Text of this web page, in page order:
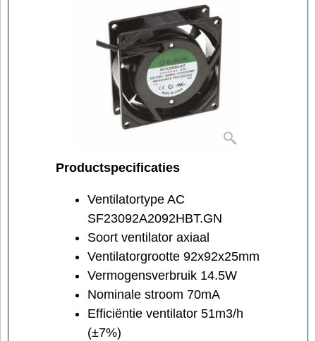
Productspecificaties
Ventilatortype AC
SF23092A2092HBT.GN
Soort ventilator axiaal
Ventilatorgrootte 92x92x25mm
Vermogensverbruik 14.5W
Nominale stroom 70mA
Efficiëntie ventilator 51m3/h
(±7%)